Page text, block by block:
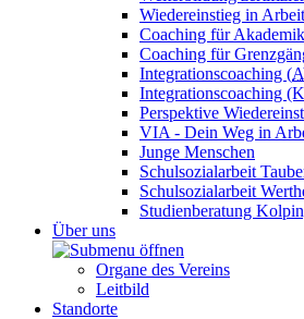
Wiedereinstieg in
Coaching für
Coaching für
Integrationscoaching (
Integrationscoaching
Perspektive
VIA - Dein Weg in
Junge Menschen
Schulsozialarbeit
Schulsozialarbeit
Studienberatung
Über uns
Organe des Vereins
Leitbild
Standorte